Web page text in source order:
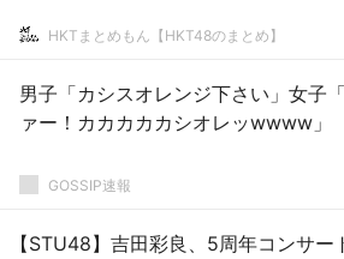
HKTまとめもん【HKT48のまとめ】
男子「カシスオレンジ下さい」女子
ァー！カカカカカシオレッwwww」
GOSSIP速報
【STU48】吉田彩良、5周年コンサー